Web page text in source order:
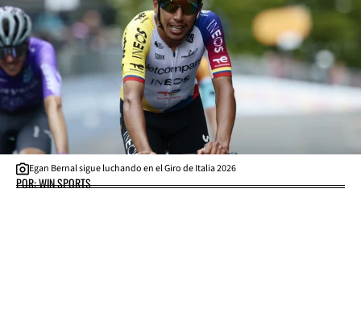
Egan Bernal sigue luchando en el Giro de Italia 2026
POR: WIN SPORTS